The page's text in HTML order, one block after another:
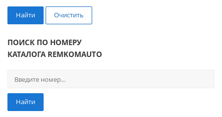
Найти Очистить
ПОИСК ПО НОМЕРУ
КАТАЛОГА REMKOMAUTO
Найти